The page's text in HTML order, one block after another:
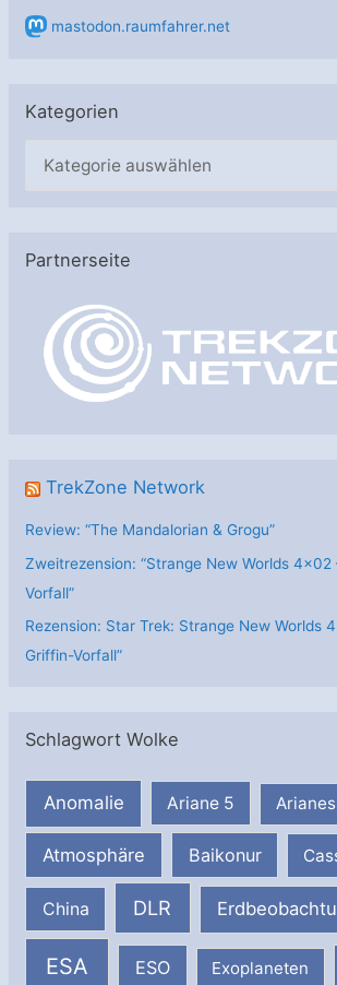
mastodon.raumfahrer.net
Kategorien
g
Partnerseite
TrekZone Network
Review: “The Mandalorian & Grogu”
Zweitrezension: “Strange New Worlds 4×02
Vorfall”
Rezension: Star Trek: Strange New Worlds
Griffin-Vorfall”
Schlagwort Wolke
Anomalie Ariane 5
Atmosphäre Baikonur
China DLR
ESA ESO Exoplaneten